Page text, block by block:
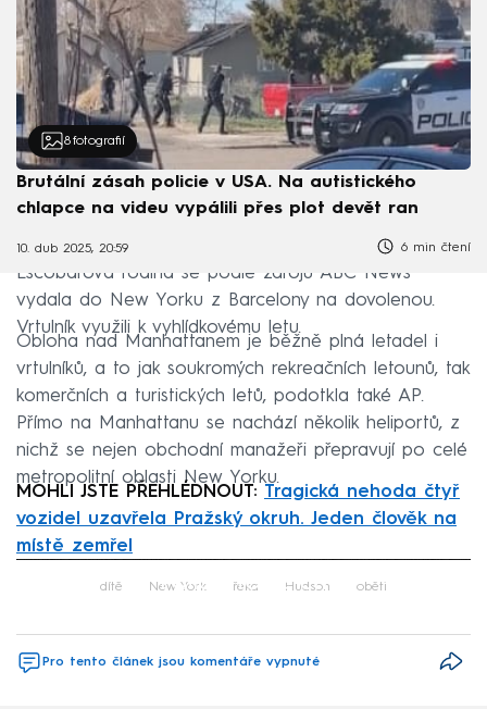
8 fotografií
Brutální zásah policie v USA. Na autistického
chlapce na videu vypálili přes plot devět ran
10. dub 2025, 20:59 6 min čtení
Escobarova rodina se podle zdrojů ABC News
vydala do New Yorku z Barcelony na dovolenou.
Vrtulník využili k vyhlídkovému letu.
Obloha nad Manhattanem je běžně plná letadel i
vrtulníků, a to jak soukromých rekreačních letounů, tak
komerčních a turistických letů, podotkla také AP.
Přímo na Manhattanu se nachází několik heliportů, z
nichž se nejen obchodní manažeři přepravují po celé
metropolitní oblasti New Yorku.
MOHLI JSTE PŘEHLÉDNOUT: Tragická nehoda čtyř
vozidel uzavřela Pražský okruh. Jeden člověk na
místě zemřel
Failed to fetch
dítě New York řeka Hudson oběti
Pro tento článek jsou komentáře vypnuté